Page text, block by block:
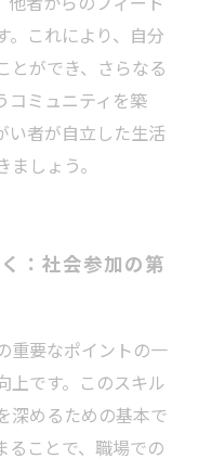
。これにより、自分
とができ、さらなる
コミュニティを築
い者が自立した生活
しょう。
：社会参加の第
重要なポイントの一
上です。このスキル
深めるための基本で
ることで、職場での